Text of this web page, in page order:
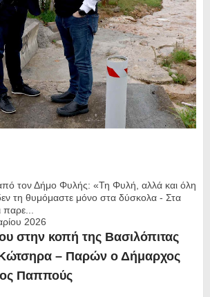
τον Δήμο Φυλής: «Τη Φυλή, αλλά και όλη
τη θυμόμαστε μόνο στα δύσκολα - Στα
2026
στην κοπή της Βασιλόπιτας
– Παρών ο Δήμαρχος
Παππούς